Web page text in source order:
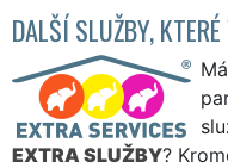
DALŠÍ SLUŽBY,
EXTRA SLUŽBY?